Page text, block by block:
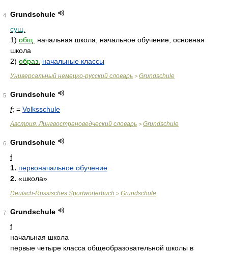
4
Grundschule
сущ.
1) общ.
начальная школа, начальное обучение, основная
школа
2) образ. начальные классы
Универсальный немецко-русский словарь > Grundschule
5
Grundschule
f; = Volksschule
Австрия. Лингвострановедческий словарь > Grundschule
6
Grundschule
f
1. первоначальное обучение
2. «школа»
Deutsch-Russisches Sportwörterbuch > Grundschule
7
Grundschule
f
начальная школа
первые четыре класса общеобразовательной школы в